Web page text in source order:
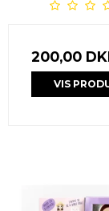
200,00
VIS